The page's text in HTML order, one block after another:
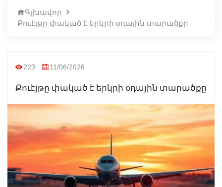
Գլխավոր
Քուէյթը փակած է երկրի օդային տարածքը
223 11/06/2026
Քուէյթը փակած է երկրի օդային տարածքը